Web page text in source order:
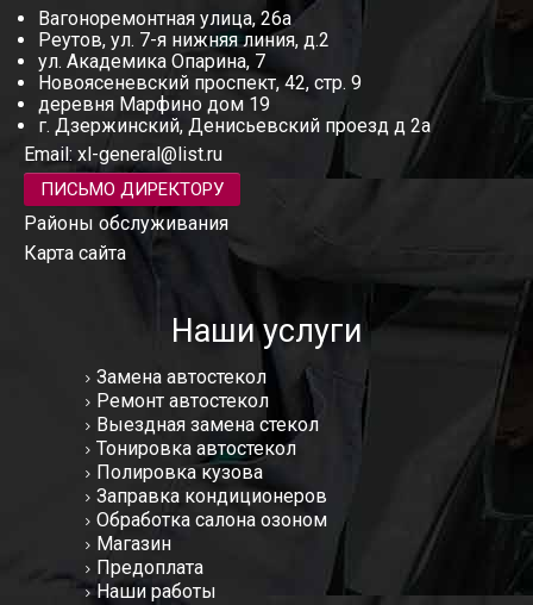
Вагоноремонтная улица, 26а
Реутов, ул. 7-я нижняя линия, д.2
ул. Академика Опарина, 7
Новоясеневский проспект, 42, стр. 9
деревня Марфино дом 19
г. Дзержинский, Денисьевский проезд д 2а
Email: xl-general@list.ru
ПИСЬМО ДИРЕКТОРУ
Районы обслуживания
Карта сайта
Наши услуги
Замена автостекол
Ремонт автостекол
Выездная замена стекол
Тонировка автостекол
Полировка кузова
Заправка кондиционеров
Обработка салона озоном
Магазин
Предоплата
Наши работы